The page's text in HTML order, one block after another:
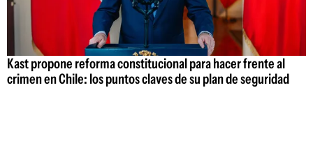
Kast propone reforma constitucional para hacer frente al
crimen en Chile: los puntos claves de su plan de seguridad